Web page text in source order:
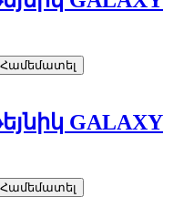
Համեմատել
GALAXY
Համեմատել